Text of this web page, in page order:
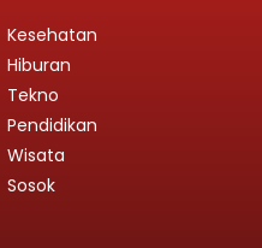
Kesehatan
Hiburan
Tekno
Pendidikan
Wisata
Sosok